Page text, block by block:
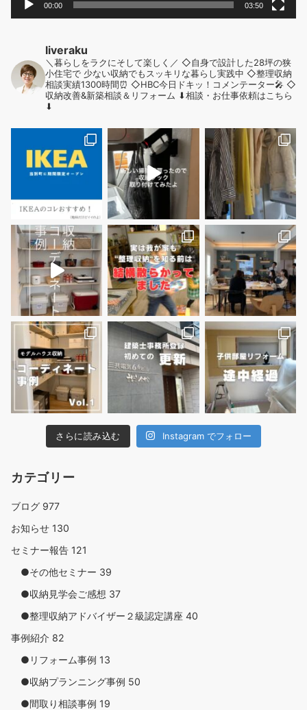
00:00 03:50
liveraku
＼暮らしをラクにそして楽しく／ ◇自身で設計した28坪の狭
小住宅で 少ない収納でもスッキリな暮らし実践中 ◇整理収納
相談実績1300時間⏰ ◇HBC今日ドキッ！コメンテーター🎤 ◇
収納改善&新築相談＆リフォーム ⬇︎相談・お仕事依頼はこちら
⬇︎
さらに読み込む Instagram でフォロー
カテゴリー
ブログ 977
お知らせ 130
セミナー報告 121
●その他セミナー 39
●収納見学会ご感想 37
●整理収納アドバイザー２級認定講座 40
事例紹介 82
●リフォーム事例 13
●収納プランニング事例 50
●間取り相談事例 19